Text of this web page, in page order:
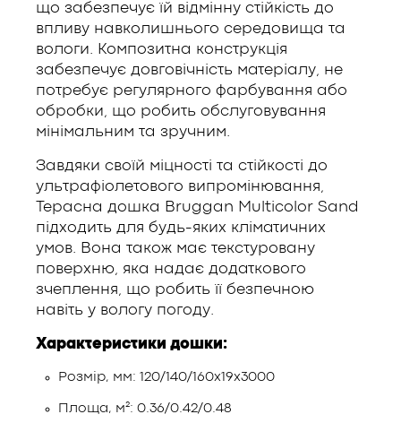
що забезпечує їй відмінну стійкість до
впливу навколишнього середовища та
вологи. Композитна конструкція
забезпечує довговічність матеріалу, не
потребує регулярного фарбування або
обробки, що робить обслуговування
мінімальним та зручним.
Завдяки своїй міцності та стійкості до
ультрафіолетового випромінювання,
Терасна дошка Bruggan Multicolor Sand
підходить для будь-яких кліматичних
умов. Вона також має текстуровану
поверхню, яка надає додаткового
зчеплення, що робить її безпечною
навіть у вологу погоду.
Характеристики дошки:
Розмір, мм: 120/140/160х19х3000
Площа, м²: 0.36/0.42/0.48